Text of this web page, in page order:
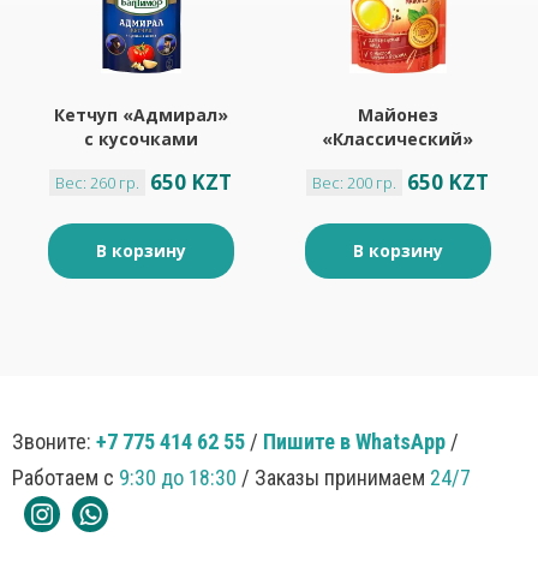
Кетчуп «Адмирал»
с кусочками
«Балтимор», 260 г
Вес: 260 гр. 650 KZT
В корзину
Майонез
«Классический»
Вес: 200 гр. 650 KZT
В корзину
Звоните: +7 775 414 62 55 / Пишите в WhatsApp /
Работаем с 9:30 до 18:30 / Заказы принимаем 24/7